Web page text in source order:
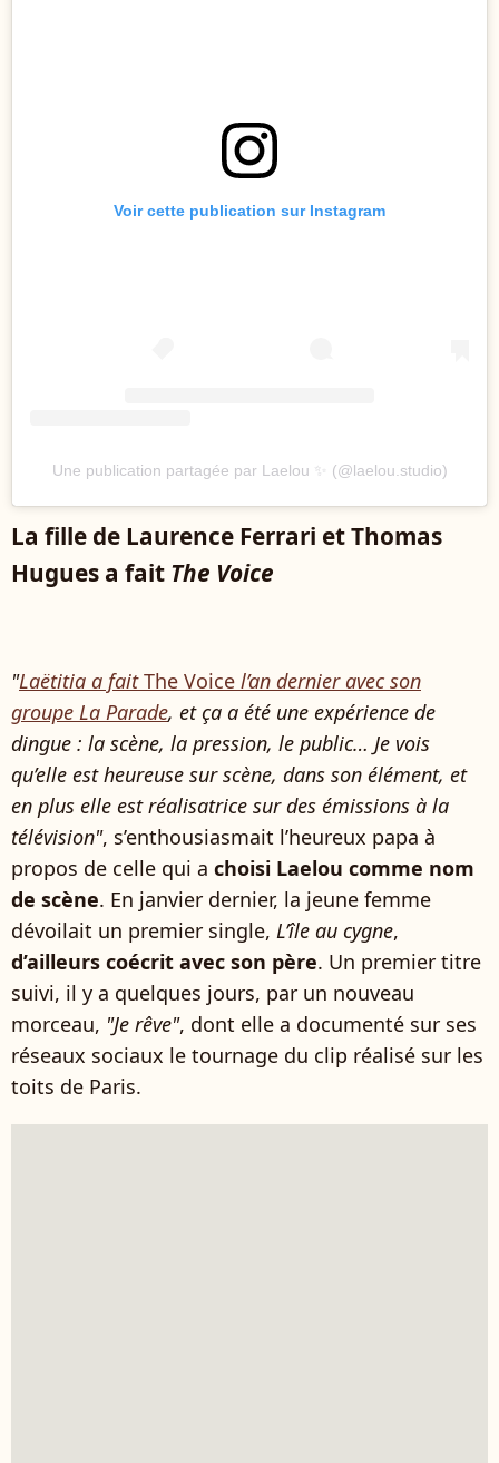
Voir cette publication sur Instagram
Une publication partagée par Laelou ✨ (@laelou.studio)
La fille de Laurence Ferrari et Thomas
Hugues a fait The Voice
"Laëtitia a faitThe Voice l’an dernier avec son
groupe La Parade, et ça a été une expérience de
dingue : la scène, la pression, le public… Je vois
qu’elle est heureuse sur scène, dans son élément, et
en plus elle est réalisatrice sur des émissions à la
télévision", s’enthousiasmait l’heureux papa à
propos de celle qui a choisi Laelou comme nom
de scène. En janvier dernier, la jeune femme
dévoilait un premier single, L’île au cygne,
d’ailleurs coécrit avec son père. Un premier titre
suivi, il y a quelques jours, par un nouveau
morceau, "Je rêve", dont elle a documenté sur ses
réseaux sociaux le tournage du clip réalisé sur les
toits de Paris.